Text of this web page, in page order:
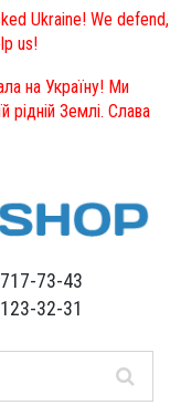
Ukraine! We defend,
us!
на Україну! Ми
Землі. Слава
73-43
32-31